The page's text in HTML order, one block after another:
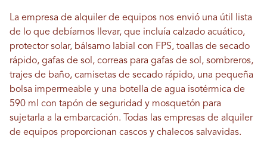
La empresa de alquiler de equipos nos envió una útil lista
de lo que debíamos llevar, que incluía calzado acuático,
protector solar, bálsamo labial con FPS, toallas de secado
rápido, gafas de sol, correas para gafas de sol, sombreros,
trajes de baño, camisetas de secado rápido, una pequeña
bolsa impermeable y una botella de agua isotérmica de
590 ml con tapón de seguridad y mosquetón para
sujetarla a la embarcación. Todas las empresas de alquiler
de equipos proporcionan cascos y chalecos salvavidas.